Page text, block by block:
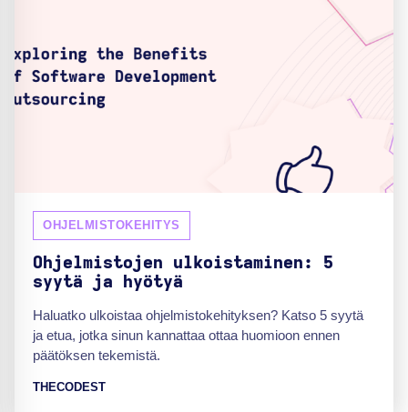
OHJELMISTOKEHITYS
Ohjelmistojen ulkoistaminen: 5
syytä ja hyötyä
Haluatko ulkoistaa ohjelmistokehityksen? Katso 5 syytä
ja etua, jotka sinun kannattaa ottaa huomioon ennen
päätöksen tekemistä.
THECODEST